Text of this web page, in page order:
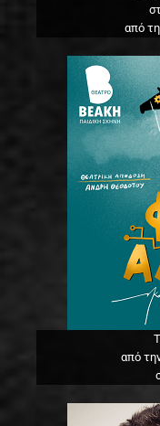
από
από